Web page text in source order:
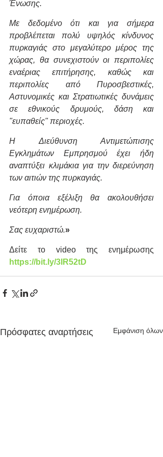
Ένωσης.
Με δεδομένο ότι και για σήμερα
προβλέπεται πολύ υψηλός κίνδυνος
πυρκαγιάς στο μεγαλύτερο μέρος της
χώρας, θα συνεχιστούν οι περιπολίες
εναέριας επιτήρησης, καθώς και
περιπολίες από Πυροσβεστικές,
Αστυνομικές και Στρατιωτικές δυνάμεις
σε εθνικούς δρυμούς, δάση και
"ευπαθείς" περιοχές.
Η Διεύθυνση Αντιμετώπισης
Εγκλημάτων Εμπρησμού έχει ήδη
αναπτύξει κλιμάκια για την διερεύνηση
των αιτιών της πυρκαγιάς.
Για όποια εξέλιξη θα ακολουθήσει
νεότερη ενημέρωση.
Σας ευχαριστώ.»
https://bit.ly/3IR52tD
Πρόσφατες αναρτήσεις Εμφάνιση όλων